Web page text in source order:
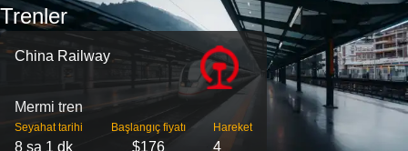
Trenler
China Railway
Mermi tren
Seyahat tarihi
8 sa 1 dk
Başlangıç ​​fiyatı
$176
Hareket
4